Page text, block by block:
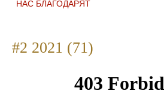
НАС БЛАГОДАРЯТ
#2 2021 (71)